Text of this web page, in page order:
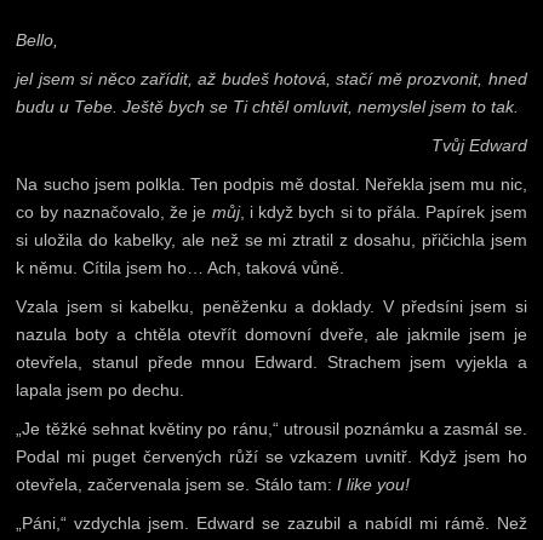
Bello,
jel jsem si něco zařídit, až budeš hotová, stačí mě prozvonit, hned
budu u Tebe. Ještě bych se Ti chtěl omluvit, nemyslel jsem to tak.
Tvůj Edward
Na sucho jsem polkla. Ten podpis mě dostal. Neřekla jsem mu nic,
co by naznačovalo, že je můj, i když bych si to přála. Papírek jsem
si uložila do kabelky, ale než se mi ztratil z dosahu, přičichla jsem
k němu. Cítila jsem ho… Ach, taková vůně.
Vzala jsem si kabelku, peněženku a doklady. V předsíni jsem si
nazula boty a chtěla otevřít domovní dveře, ale jakmile jsem je
otevřela, stanul přede mnou Edward. Strachem jsem vyjekla a
lapala jsem po dechu.
„Je těžké sehnat květiny po ránu,“ utrousil poznámku a zasmál se.
Podal mi puget červených růží se vzkazem uvnitř. Když jsem ho
otevřela, začervenala jsem se. Stálo tam:I like you!
„Páni,“ vzdychla jsem. Edward se zazubil a nabídl mi rámě. Než